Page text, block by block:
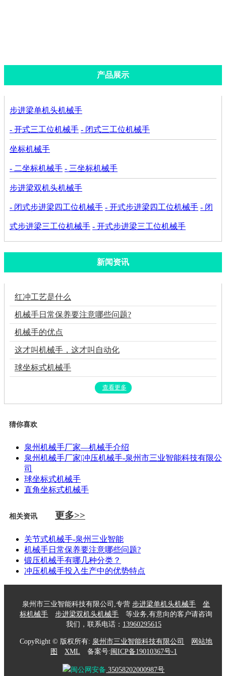
产品展示
步进梁单机头机械手
- 开式三工位机械手 - 闭式三工位机械手
坐标机械手
- 二坐标机械手 - 三坐标机械手
步进梁双机头机械手
- 闭式步进梁四工位机械手 - 开式步进梁四工位机械手 - 闭
式步进梁三工位机械手 - 开式步进梁三工位机械手
新闻资讯
红冲工艺是什么
机械手日常保养要注意哪些问题?
机械手的优点
这才叫机械手，这才叫自动化
球坐标式机械手
查看更多
猜你喜欢
泉州机械手厂家—机械手介绍
泉州机械手厂家|冲压机械手-泉州市三业智能科技有限公
司
球坐标式机械手
直角坐标式机械手
相关资讯 更多>>
关节式机械手-泉州三业智能
机械手日常保养要注意哪些问题?
锻压机械手有哪几种分类？
冲压机械手投入生产中的优势特点
泉州市三业智能科技有限公司,专营步进梁单机头机械手
坐
标机械手
步进梁双机头机械手
等业务,有意向的客户请咨询
我们，联系电话： 13960295615
CopyRight © 版权所有: 泉州市三业智能科技有限公司
网站地
图
XML 备案号:闽ICP备19010367号-1
闽公网安备 35058202000987号